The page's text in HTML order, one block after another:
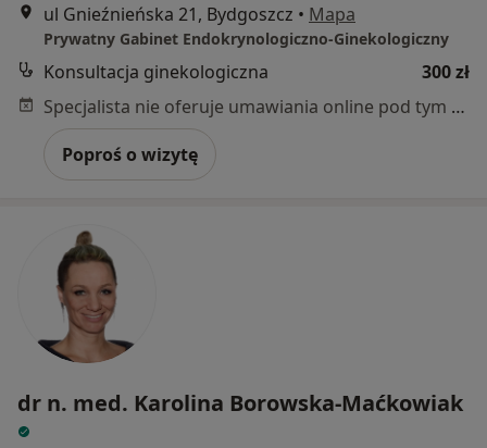
ul Gnieźnieńska 21, Bydgoszcz • Mapa
Prywatny Gabinet Endokrynologiczno-Ginekologiczny
Konsultacja ginekologiczna
300 zł
Specjalista nie oferuje umawiania online pod tym adresem.
Poproś o wizytę
dr n. med. Karolina Borowska-Maćkowiak